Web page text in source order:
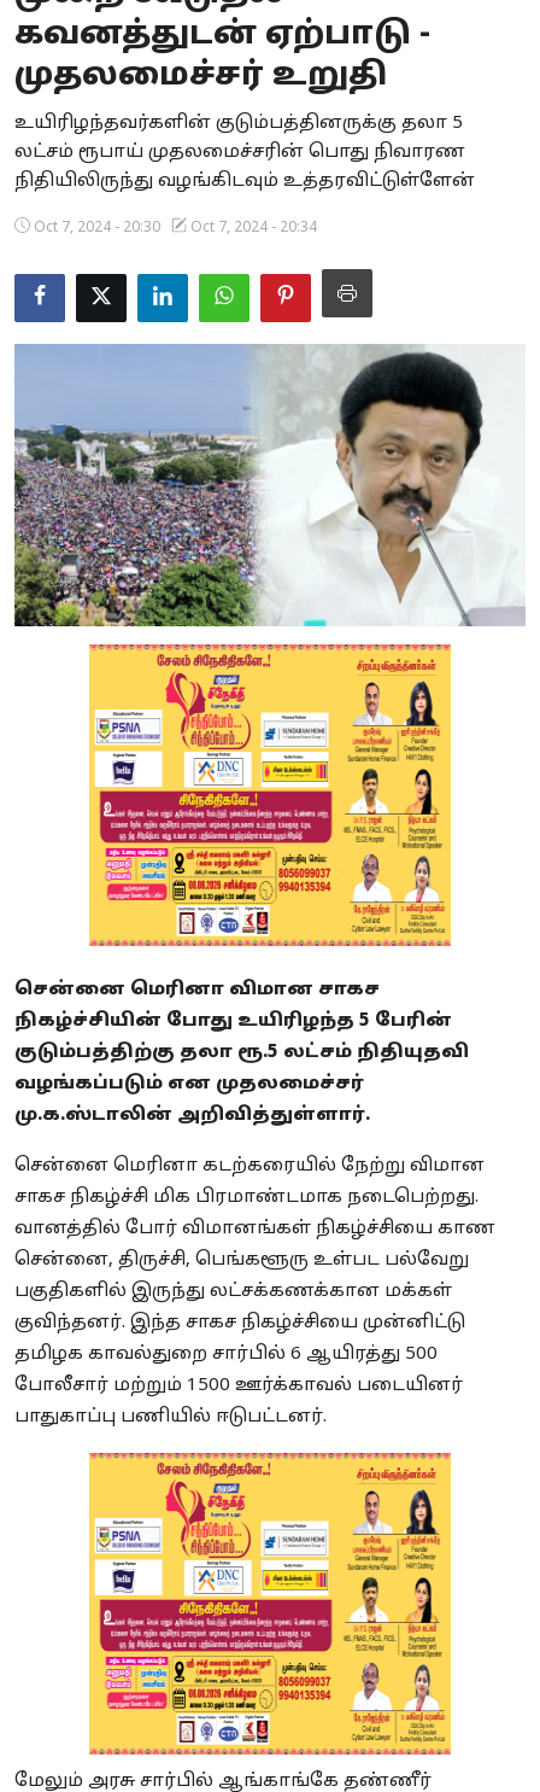
Business
Crime
Tamilnadu
National
Astrology
Politics
கவனத்துடன் ஏற்பாடு -
முதலமைச்சர் உறுதி
உயிரிழந்தவர்களின் குடும்பத்தினருக்கு தலா 5
லட்சம் ரூபாய் முதலமைச்சரின் பொது நிவாரண
நிதியிலிருந்து வழங்கிடவும் உத்தரவிட்டுள்ளேன்
Oct 7, 2024 - 20:30 Oct 7, 2024 - 20:34
சென்னை மெரினா விமான சாகச
நிகழ்ச்சியின் போது உயிரிழந்த 5 பேரின்
குடும்பத்திற்கு தலா ரூ.5 லட்சம் நிதியுதவி
வழங்கப்படும் என முதலமைச்சர்
மு.க.ஸ்டாலின் அறிவித்துள்ளார்.
சென்னை மெரினா கடற்கரையில் நேற்று விமான
சாகச நிகழ்ச்சி மிக பிரமாண்டமாக நடைபெற்றது.
வானத்தில் போர் விமானங்கள் நிகழ்ச்சியை காண
சென்னை, திருச்சி, பெங்களூரு உள்பட பல்வேறு
பகுதிகளில் இருந்து லட்சக்கணக்கான மக்கள்
குவிந்தனர். இந்த சாகச நிகழ்ச்சியை முன்னிட்டு
தமிழக காவல்துறை சார்பில் 6 ஆயிரத்து 500
போலீசார் மற்றும் 1500 ஊர்க்காவல் படையினர்
பாதுகாப்பு பணியில் ஈடுபட்டனர்.
மேலும் அரசு சார்பில் ஆங்காங்கே தண்ணீர்